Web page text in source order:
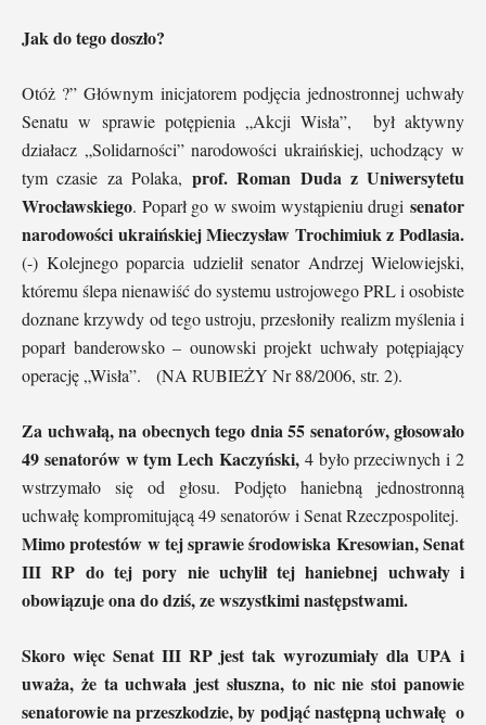
Jak do tego doszło?
Otóż ?” Głównym inicjatorem podjęcia jednostronnej uchwały
Senatu w sprawie potępienia „Akcji Wisła”, był aktywny
działacz „Solidarności” narodowości ukraińskiej, uchodzący w
tym czasie za Polaka, prof. Roman Duda z Uniwersytetu
Wrocławskiego. Poparł go w swoim wystąpieniu drugi senator
narodowości ukraińskiej Mieczysław Trochimiuk z Podlasia.
(-) Kolejnego poparcia udzielił senator Andrzej Wielowiejski,
któremu ślepa nienawiść do systemu ustrojowego PRL i osobiste
doznane krzywdy od tego ustroju, przesłoniły realizm myślenia i
poparł banderowsko – ounowski projekt uchwały potępiający
operację „Wisła”. (NA RUBIEŻY Nr 88/2006, str. 2).
Za uchwałą, na obecnych tego dnia 55 senatorów, głosowało
49 senatorów w tym Lech Kaczyński, 4 było przeciwnych i 2
wstrzymało się od głosu. Podjęto haniebną jednostronną
uchwałę kompromitującą 49 senatorów i Senat Rzeczpospolitej.
Mimo protestów w tej sprawie środowiska Kresowian, Senat
III RP do tej pory nie uchylił tej haniebnej uchwały i
obowiązuje ona do dziś, ze wszystkimi następstwami.
Skoro więc Senat III RP jest tak wyrozumiały dla UPA i
uważa, że ta uchwała jest słuszna, to nic nie stoi panowie
senatorowie na przeszkodzie, by podjąć następną uchwałę o